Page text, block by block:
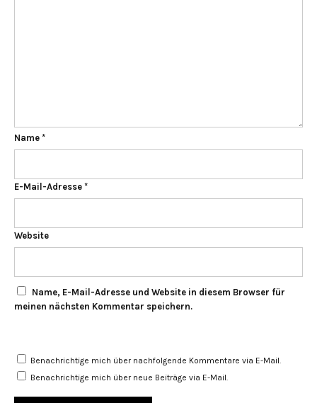
Name *
E-Mail-Adresse *
Website
Name, E-Mail-Adresse und Website in diesem Browser für
meinen nächsten Kommentar speichern.
Benachrichtige mich über nachfolgende Kommentare via E-Mail.
Benachrichtige mich über neue Beiträge via E-Mail.